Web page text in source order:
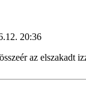
20:36
az elszakadt